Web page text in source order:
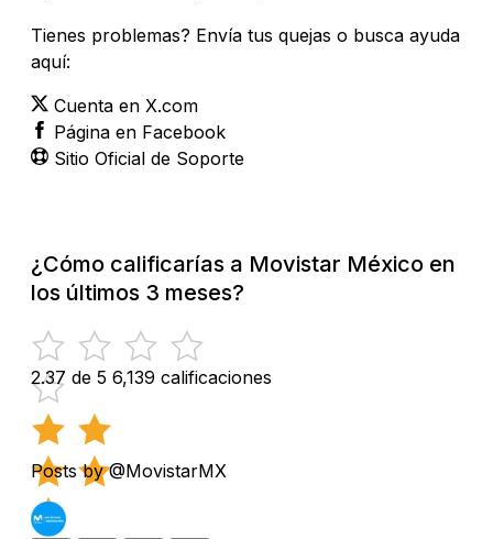
Tienes problemas? Envía tus quejas o busca ayuda
aquí:
Cuenta en X.com
Página en Facebook
Sitio Oficial de Soporte
¿Cómo calificarías a Movistar México en
los últimos 3 meses?
2.37 de 5 6,139 calificaciones
Posts by @MovistarMX